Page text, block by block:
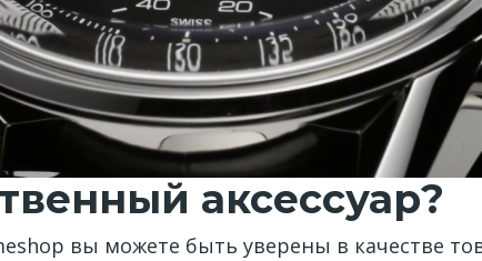
аксессуар?
вы можете быть уверены в качестве